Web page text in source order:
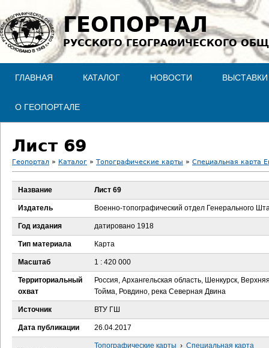
Jump to navigation
ГЕОПОРТАЛ
РУССКОГО ГЕОГРАФИЧЕСКОГО
ГЛАВНАЯ КАТАЛОГ НОВОСТИ ВЫСТАВКИ
О ГЕОПОРТАЛЕ
Лист 69
В
ы
д
е
с
ь
Геопортал » Каталог » Топографические карты » Специальная карта
Название Лист 69
Издатель Военно-топографический отдел Генерального
Год издания датировано 1918
Тип материала Карта
Масштаб 1 : 420 000
Территориальный
охват
Россия, Архангельская область, Шенкурск,
Тойма, Ровдино, река Северная Двина
Источник ВТУ ГШ
Дата публикации 26.04.2017
Топографические карты › Специальная карта